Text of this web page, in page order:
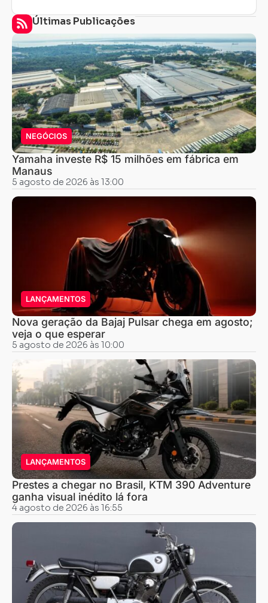
Últimas Publicações
NEGÓCIOS
Yamaha investe R$ 15 milhões em fábrica em
Manaus
5 agosto de 2026 às 13:00
LANÇAMENTOS
Nova geração da Bajaj Pulsar chega em agosto;
veja o que esperar
5 agosto de 2026 às 10:00
LANÇAMENTOS
Prestes a chegar no Brasil, KTM 390 Adventure
ganha visual inédito lá fora
4 agosto de 2026 às 16:55